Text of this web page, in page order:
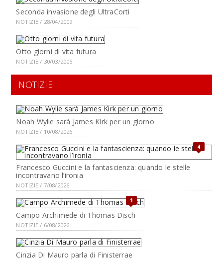
Seconda invasione degli UltraCorti
NOTIZIE / 28/04/2009
Otto giorni di vita futura
NOTIZIE / 30/03/2006
NOTIZIE
Noah Wylie sarà James Kirk per un giorno
NOTIZIE / 10/08/2026
4
Francesco Guccini e la fantascienza: quando le stelle
incontravano l’ironia
NOTIZIE / 7/08/2026
1
Campo Archimede di Thomas Disch
NOTIZIE / 6/08/2026
Cinzia Di Mauro parla di Finisterrae